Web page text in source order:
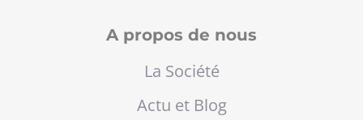
A propos de nous
La Société
Actu et Blog